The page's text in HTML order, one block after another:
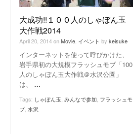
大成功!!１００人のしゃぼん玉
大作戦2014
April 20, 2014onMovie イベント by keisuke
インターネットを使って呼びかけた、
岩手県初の大規模フラッシュモブ「100
人のしゃぼん玉大作戦＠水沢公園」
は、 …
Tags: しゃぼん玉 みんなで参加 フラッシュモ
ブ 水沢